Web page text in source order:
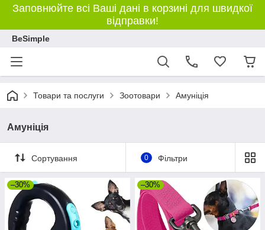
Заповнюйте всі Ваші дані в корзині для швидкої
відправки!
BeSimple
Товари та послуги Зоотовари Амуніція
Амуніція
Сортування 0 Фільтри
–30% –30%